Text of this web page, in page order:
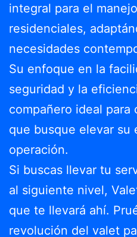
integral para el
residenciales,
necesidades
Su enfoque en la
seguridad y la
compañero ideal para
que busque elevar su
operación.
Si buscas llevar tu
al siguiente nivel,
que te llevará ahí.
revolución del valet